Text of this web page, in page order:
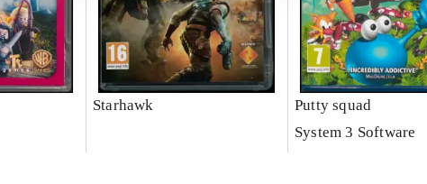
Starhawk
Putty squad
System 3 Software